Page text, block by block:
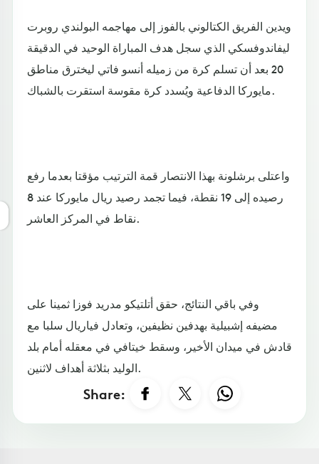
ويدين الفريق الكتالوني بالفوز إلى مهاجمه البولندي روبرت
ليفاندوفسكي الذي سجل هدف المباراة الوحيد في الدقيقة
20 بعد أن تسلم كرة من زميله أنسو فاتي ليخترق مناطق
مايوركا الدفاعية ويُسدد كرة مقوسة استقرت بالشباك.
واعتلى برشلونة بهذا الانتصار قمة الترتيب مؤقتا بعدما رفع
رصيده إلى 19 نقطة، فيما تجمد رصيد ريال مايوركا عند 8
نقاط في المركز العاشر.
وفي باقي النتائج، حقق أتلتيكو مدريد فوزا ثمينا على
مضيفه إشبيلية بهدفين نظيفين، وتعادل فياريال سلبا مع
قادش في ميدان الأخير، وسقط خيتافي في معقله أمام بلد
الوليد بثلاثة أهداف لاثنين.
Share: